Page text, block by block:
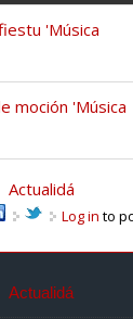
'Música
moción 'Música
Actualidá
Log in to
Actualidá